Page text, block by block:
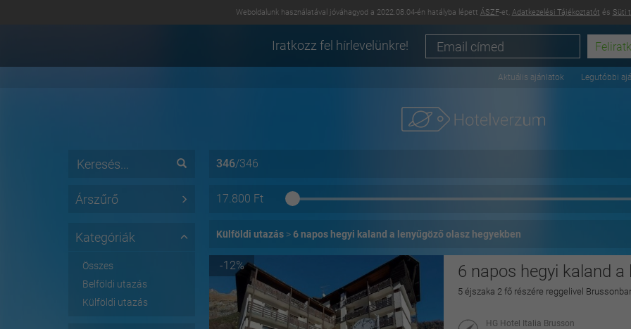
Weboldalunk használatával jóváhagyod a 2022.08.04-én hatályba lépett ÁSZF-et, Adatkezelési Tájékoztatót és Süti
Iratkozz fel hírlevelünkre!
Aktuális ajánlatok Legutóbbi
Árszűrő
Kategóriák
Összes
Belföldi utazás
Külföldi utazás
346/346
17.800 Ft
Külföldi utazás 6 napos hegyi kaland a lenyűgöző olasz hegyekben
-12% 6 napos hegyi kaland
5 éjszaka 2 fő részére reggelivel
HG Hotel Italia Brusson